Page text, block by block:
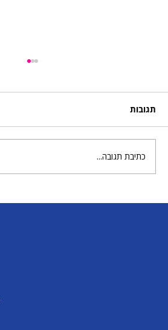
מטריה וגשם של גואש
תגובות
כתיבת תגובה...